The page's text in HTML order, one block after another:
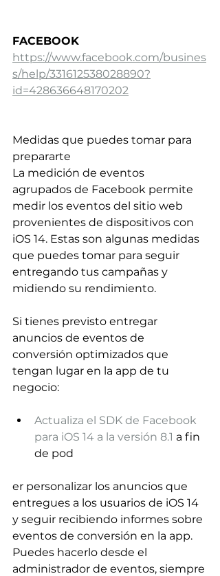
FACEBOOK
https://www.facebook.com/busines
s/help/331612538028890?
id=428636648170202
Medidas que puedes tomar para
prepararte
La medición de eventos
agrupados de Facebook permite
medir los eventos del sitio web
provenientes de dispositivos con
iOS 14. Estas son algunas medidas
que puedes tomar para seguir
entregando tus campañas y
midiendo su rendimiento.
Si tienes previsto entregar
anuncios de eventos de
conversión optimizados que
tengan lugar en la app de tu
negocio:
Actualiza el SDK de Facebook
para iOS 14 a la versión 8.1 a fin
de pod
er personalizar los anuncios que
entregues a los usuarios de iOS 14
y seguir recibiendo informes sobre
eventos de conversión en la app.
Puedes hacerlo desde el
administrador de eventos, siempre